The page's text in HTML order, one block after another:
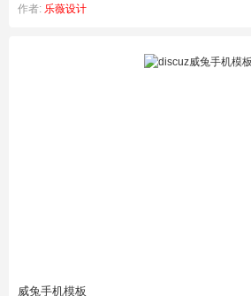
作者: 乐薇设计
威兔手机模板